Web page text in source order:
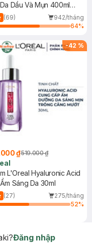
Dầu Và Mụn 400ml
(69)
942/tháng
64%
-42 %
₫519.000 ₫
L'Oreal Hyaluronic Acid
Sáng Da 30ml
(27)
275/tháng
52%
Đăng nhập